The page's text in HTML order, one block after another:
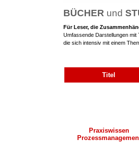
BÜCHER und
Für Leser, die
Umfassende Darstellungen mit
die sich intensiv mit einem
Titel
Praxiswissen